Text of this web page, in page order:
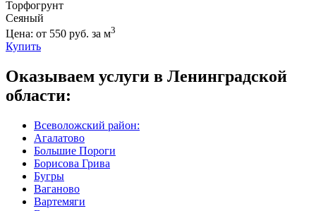
Торфогрунт
Сеяный
Цена: от 550 руб. за м3
Купить
Оказываем услуги в Ленинградской
области:
Всеволожский район:
Агалатово
Большие Пороги
Борисова Грива
Бугры
Ваганово
Вартемяги